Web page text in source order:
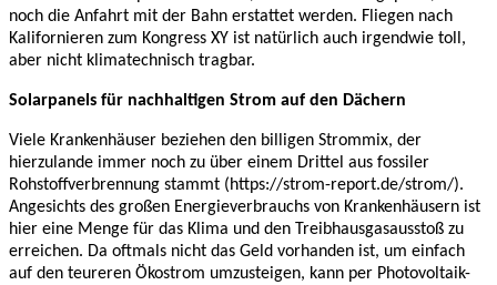
noch die Anfahrt mit der Bahn erstattet werden. Fliegen nach
Kalifornieren zum Kongress XY ist natürlich auch irgendwie toll,
aber nicht klimatechnisch tragbar.
Solarpanels für nachhaltigen Strom auf den Dächern
Viele Krankenhäuser beziehen den billigen Strommix, der
hierzulande immer noch zu über einem Drittel aus fossiler
Rohstoffverbrennung stammt (https://strom-report.de/strom/).
Angesichts des großen Energieverbrauchs von Krankenhäusern ist
hier eine Menge für das Klima und den Treibhausgasausstoß zu
erreichen. Da oftmals nicht das Geld vorhanden ist, um einfach
auf den teureren Ökostrom umzusteigen, kann per Photovoltaik-